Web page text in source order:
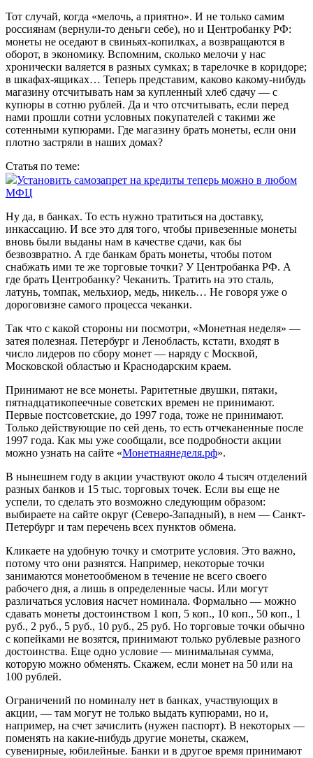
Тот случай, когда «мелочь, а приятно». И не только самим
россиянам (вернули‑то деньги себе), но и Центробанку РФ:
монеты не оседают в свиньях-копилках, а возвращаются в
оборот, в экономику. Вспомним, сколько мелочи у нас
хронически валяется в разных сумках; в тарелочке в коридоре;
в шкафах-ящиках… Теперь представим, каково какому‑нибудь
магазину отсчитывать нам за куп­ленный хлеб сдачу — с
купюры в сотню рублей. Да и что отсчитывать, если перед
нами прошли сотни условных покупателей с такими же
сотенными купюрами. Где магазину брать монеты, если они
плотно застряли в наших домах?
Статья по теме:
Установить само­запрет на кредиты теперь можно в любом
МФЦ
Ну да, в банках. То есть нужно тратиться на доставку,
инкассацию. И все это для того, чтобы привезенные монеты
вновь были выданы нам в качестве сдачи, как бы
безвозвратно. А где банкам брать монеты, чтобы потом
снабжать ими те же торговые точки? У Центробанка РФ. А
где брать Центробанку? Чеканить. Тратить на это сталь,
латунь, томпак, мельхиор, медь, никель… Не говоря уже о
дороговизне самого процесса чеканки.
Так что с какой стороны ни посмотри, «Монетная неделя» —
затея полезная. Петербург и Лен­область, кстати, входят в
число лидеров по сбору монет — наряду с Москвой,
Московской областью и Краснодарским краем.
Принимают не все монеты. Раритетные двушки, пятаки,
пятнадцатикопеечные советских времен не принимают.
Первые постсоветские, до 1997 года, тоже не принимают.
Только действующие по сей день, то есть отчеканенные после
1997 года. Как мы уже сообщали, все подробности акции
можно узнать на сайте «Монетнаянеделя.рф».
В нынешнем году в акции участвуют около 4 тысяч отделений
разных банков и 15 тыс. торговых точек. Если вы еще не
успели, то сделать это возможно следующим образом:
выбираете на сайте округ (Северо-Западный), в нем — Санкт-
Петербург и там перечень всех пунктов обмена.
Кликаете на удобную точку и смотрите условия. Это важно,
потому что они разнятся. Например, некоторые точки
занимаются монетообменом в течение не всего своего
рабочего дня, а лишь в определенные часы. Или могут
различаться условия насчет номинала. Формально — можно
сдавать монеты достоинством 1 коп, 5 коп., 10 коп., 50 коп., 1
руб., 2 руб., 5 руб., 10 руб., 25 руб. Но торговые точки обычно
с копейками не возятся, принимают только рублевые разного
достоинства. Еще одно условие — минимальная сумма,
которую можно обменять. Скажем, если монет на 50 или на
100 рублей.
Ограничений по номиналу нет в банках, участвующих в
акции, — там могут не только выдать купюрами, но и,
например, на счет зачислить (нужен паспорт). В некоторых —
поменять на какие‑нибудь другие монеты, скажем,
сувенирные, юбилейные. Банки и в другое время принимают